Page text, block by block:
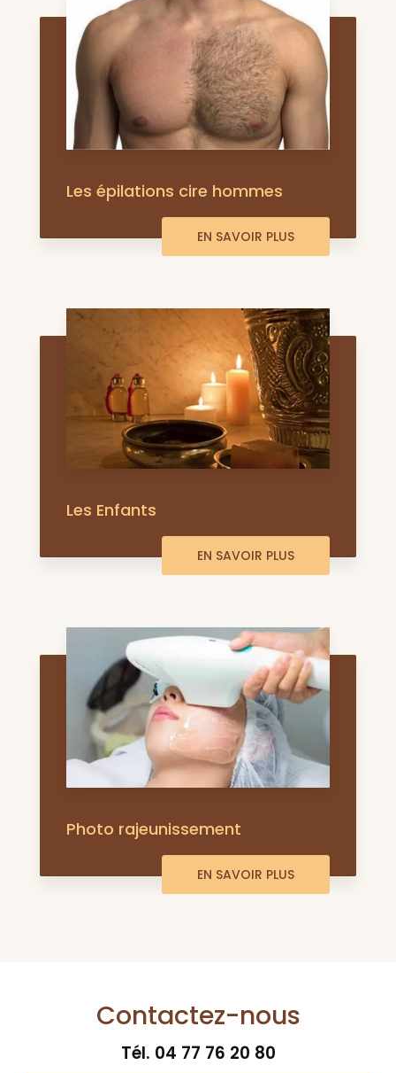
Les épilations cire hommes
EN SAVOIR PLUS
Les Enfants
EN SAVOIR PLUS
Photo rajeunissement
EN SAVOIR PLUS
Contactez-nous
Tél. 04 77 76 20 80